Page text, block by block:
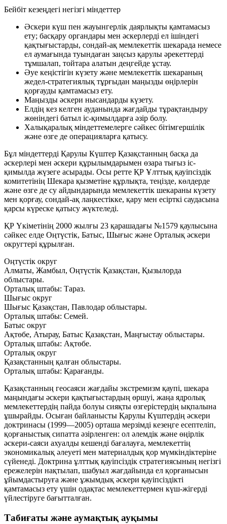
Бейбіт кезеңдегі негізгі міндеттер
Әскери күш пен жауынгерлік даярлықты қамтамасыз
ету; басқару органдары мен әскерлерді ел ішіндегі
қақтығыстарды, сондай-ақ мемлекеттік шекарада немесе
ел аумағында туындаған заңсыз қарулы әрекеттерді
тұмшалап, тойтара алатын деңгейде ұстау.
Әуе кеңістігін күзету және мемлекеттік шекараның
жедел-стратегиялық тұрғыдан маңызды өңірлерін
қорғауды қамтамасыз ету.
Маңызды әскери нысандарды күзету.
Елдің кез келген ауданында жағдайды тұрақтандыру
жөніндегі батыл іс-қимылдарға әзір болу.
Халықаралық міндеттемелерге сәйкес бітімгершілік
және өзге де операцияларға қатысу.
Бұл міндеттерді Қарулы Күштер Қазақстанның басқа да
әскерлері мен әскери құрылымдарымен өзара тығыз іс-
қимылда жүзеге асырады. Осы ретте ҚР Ұлттық қауіпсіздік
комитетінің Шекара қызметіне құрлықта, теңізде, көлдерде
және өзге де су айдындарында мемлекеттік шекараны күзету
мен қорғау, сондай-ақ лаңкестікке, қару мен есірткі саудасына
қарсы күреске қатысу жүктеледі.
ҚР Үкіметінің 2000 жылғы 23 қарашадағы №1579 қаулысына
сәйкес елде Оңтүстік, Батыс, Шығыс және Орталық әскери
округтері құрылған.
Оңтүстік округ
Алматы, Жамбыл, Оңтүстік Қазақстан, Қызылорда
облыстары.
Орталық штабы: Тараз.
Шығыс округ
Шығыс Қазақстан, Павлодар облыстары.
Орталық штабы: Семей.
Батыс округ
Ақтөбе, Атырау, Батыс Қазақстан, Маңғыстау облыстары.
Орталық штабы: Ақтөбе.
Орталық округ
Қазақстанның қалған облыстары.
Орталық штабы: Қарағанды.
Қазақстанның геосаяси жағдайы экстремизм қаупі, шекара
маңындағы әскери қақтығыстардың өршуі, жаңа ядролық
мемлекеттердің пайда болуы сияқты өзгерістердің ықпалына
ұшырайды. Осыған байланысты Қарулы Күштердің әскери
доктринасы (1999—2005) орташа мерзімді кезеңге есептеліп,
қорғаныстық сипатта әзірленген: ол әлемдік және өңірлік
әскери-саяси ахуалды кешенді бағалауға, мемлекеттің
экономикалық әлеуеті мен материалдық қор мүмкіндіктеріне
сүйенеді. Доктрина ұлттық қауіпсіздік стратегиясының негізгі
ережелерін нақтылап, шабуыл жағдайында ел қорғанысын
ұйымдастыруға және ұжымдық әскери қауіпсіздікті
қамтамасыз ету үшін одақтас мемлекеттермен күш-жігерді
үйлестіруге бағытталған.
Табиғаты және аумақтық ауқымы